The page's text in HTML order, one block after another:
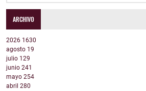
ARCHIVO
2026 1630
agosto 19
julio 129
junio 241
mayo 254
abril 280